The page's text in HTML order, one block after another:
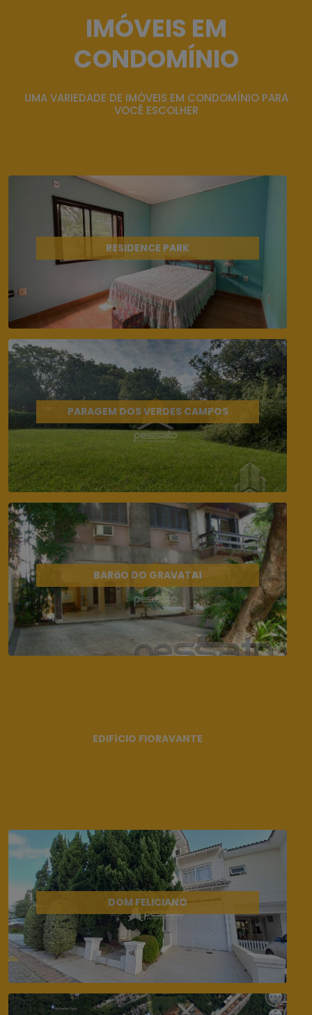
IMÓVEIS EM
CONDOMÍNIO
UMA VARIEDADE DE IMÓVEIS EM CONDOMÍNIO PARA
VOCÊ ESCOLHER
RESIDENCE PARK
PARAGEM DOS VERDES CAMPOS
BARãO DO GRAVATAí
EDIFíCIO FIORAVANTE
DOM FELICIANO